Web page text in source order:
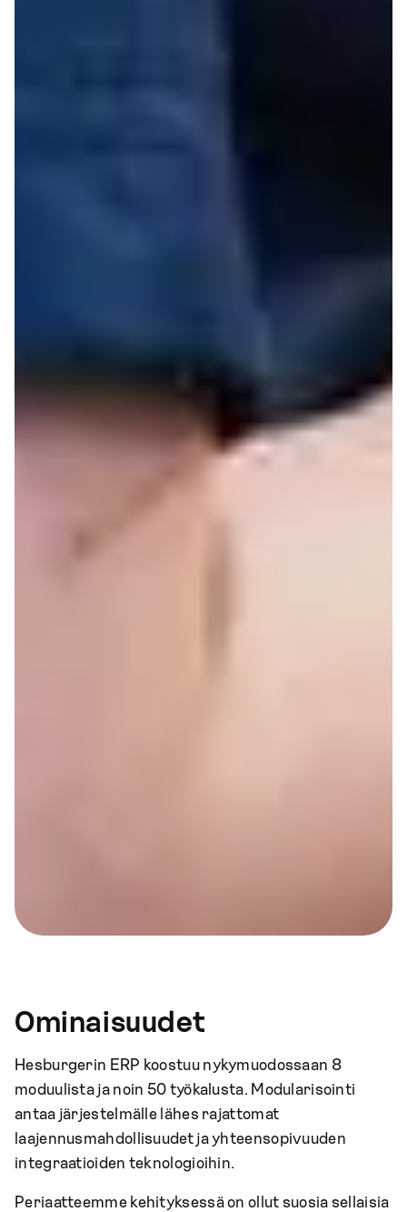
Ominaisuudet
Hesburgerin ERP koostuu nykymuodossaan 8
moduulista ja noin 50 työkalusta. Modularisointi
antaa järjestelmälle lähes rajattomat
laajennusmahdollisuudet ja yhteensopivuuden
integraatioiden teknologioihin.
Periaatteemme kehityksessä on ollut suosia sellaisia